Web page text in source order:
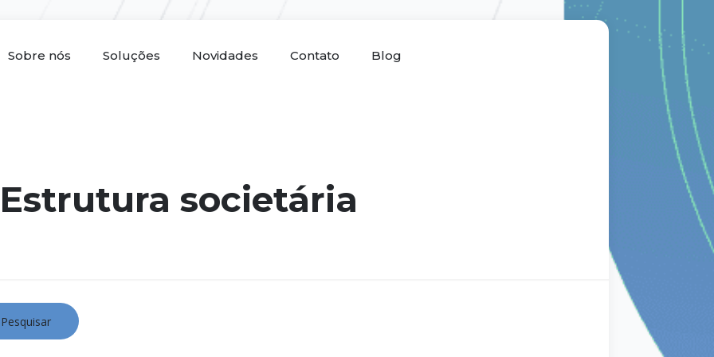
Sobre nós Soluções Novidades Contato Blog
societária